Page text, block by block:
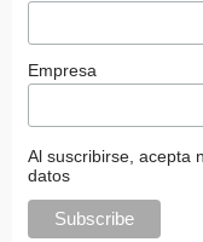
Empresa
Al suscribirse, acepta
datos